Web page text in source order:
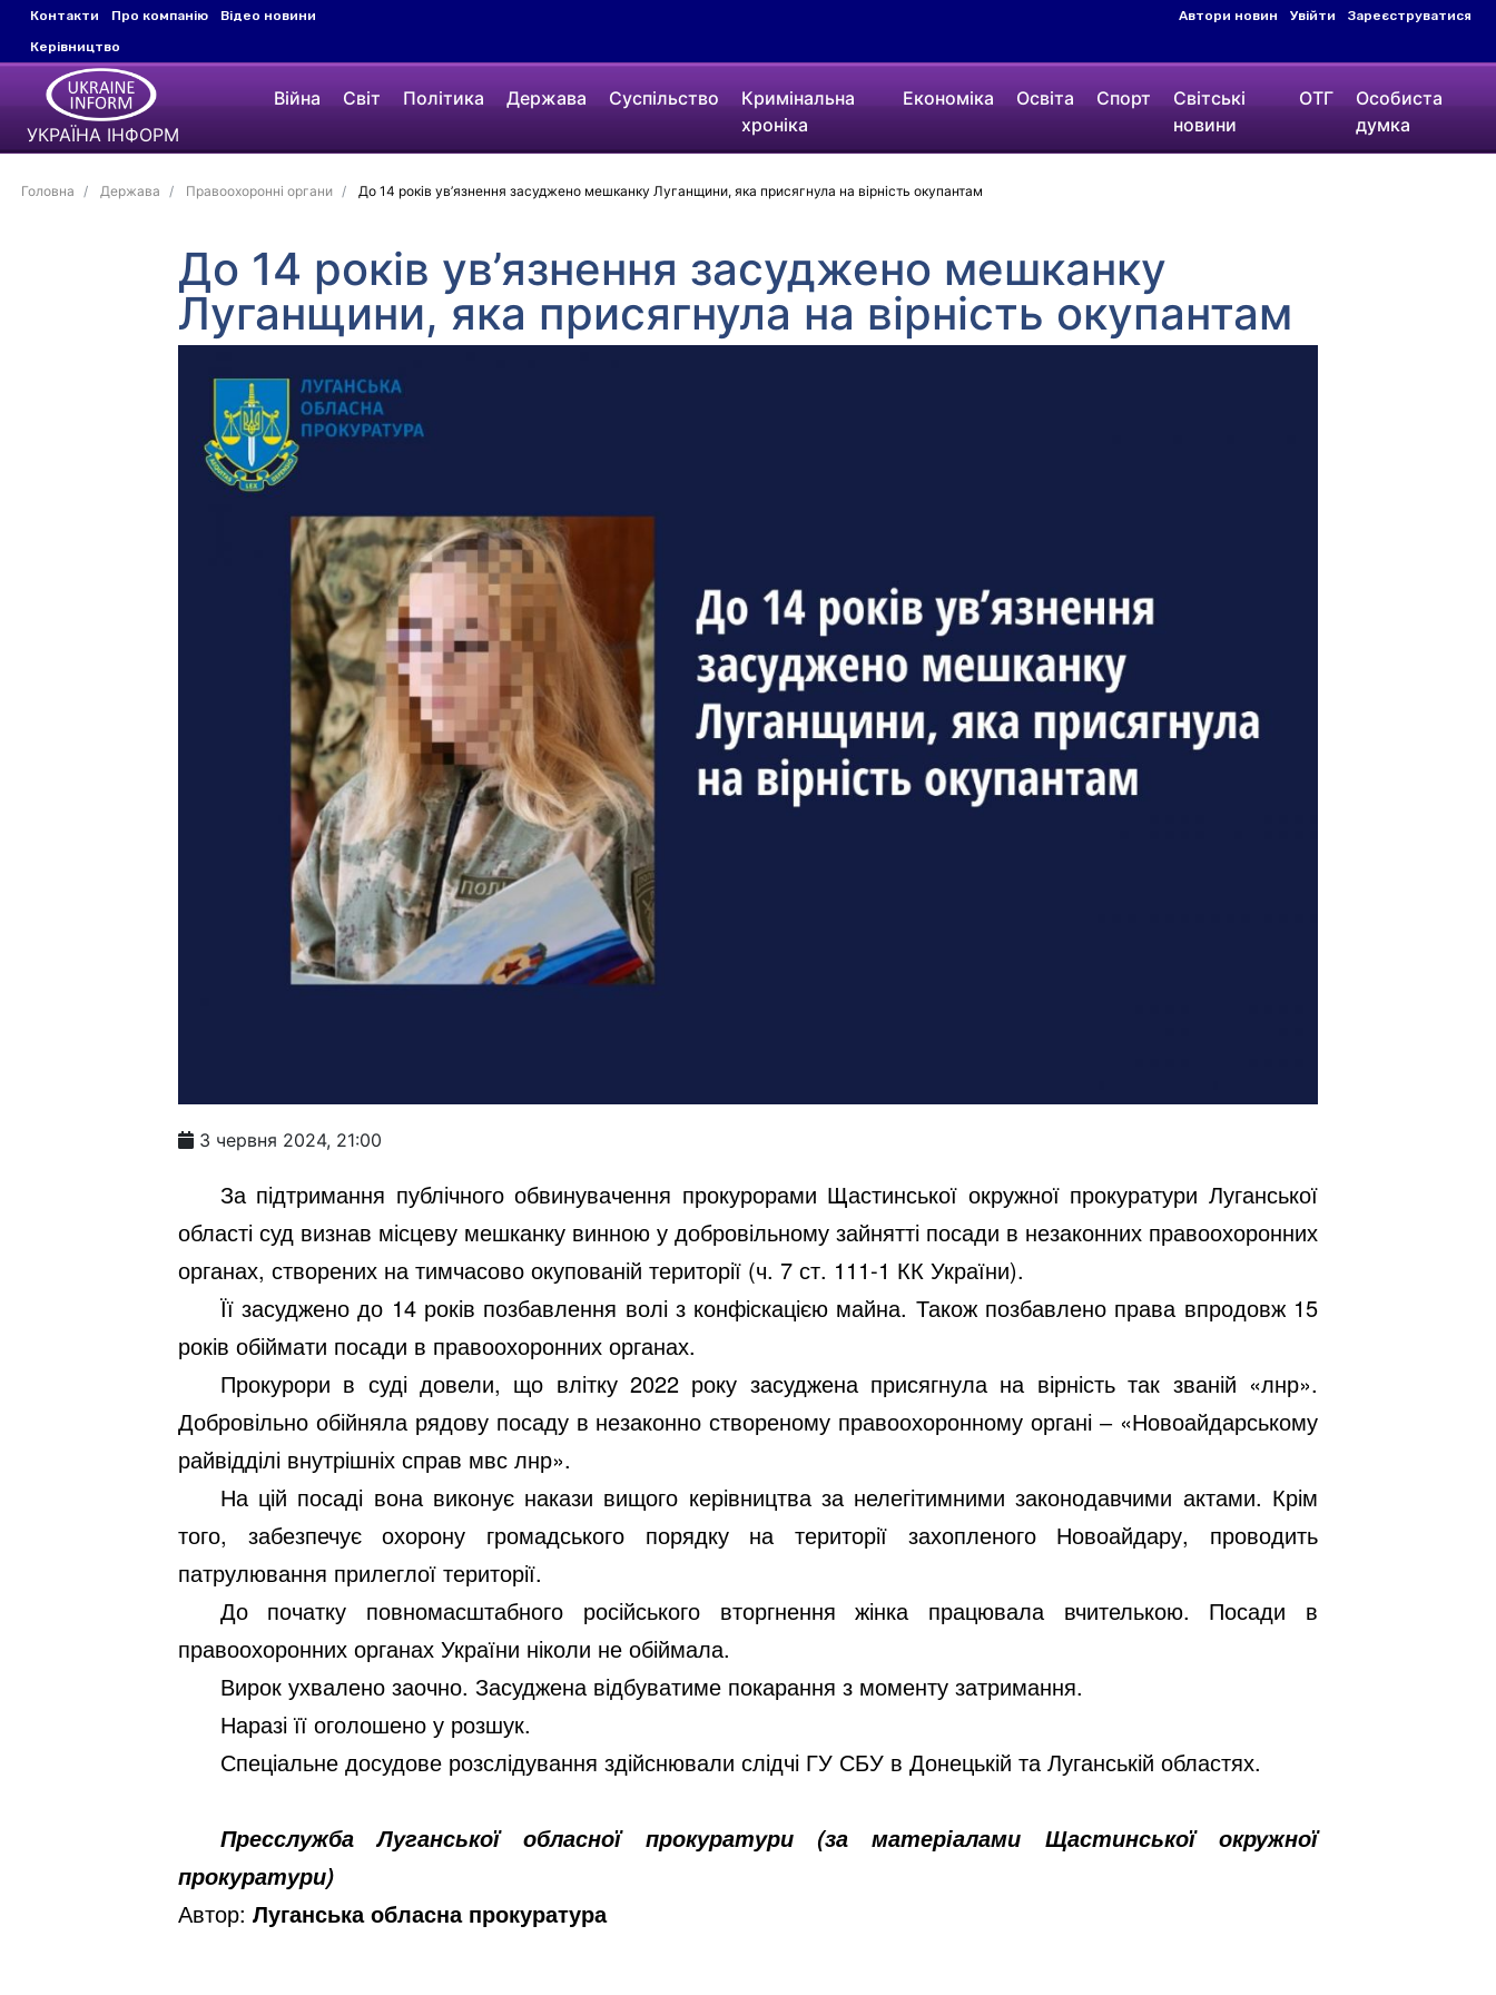
Контакти Про компанію
Відео новини
Керівництво
Автори новин Увійти Зареєструватися
УКРАЇНА ІНФОРМ
Війна Світ Політика Держава Суспільство
Кримінальна
хроніка
Економіка Освіта Спорт
Світські
новини
ОТГ
Особиста
думка
Головна Держава Правоохоронні органи До 14 років ув’язнення засуджено мешканку Луганщини, яка присягнула на вірність окупантам
До 14 років ув’язнення засуджено мешканку
Луганщини, яка присягнула на вірність окупантам
3 червня 2024, 21:00
За підтримання публічного обвинувачення прокурорами Щастинської окружної прокуратури Луганської
області суд визнав місцеву мешканку винною у добровільному зайнятті посади в незаконних правоохоронних
органах, створених на тимчасово окупованій території (ч. 7 ст. 111-1 КК України).
Її засуджено до 14 років позбавлення волі з конфіскацією майна. Також позбавлено права впродовж 15
років обіймати посади в правоохоронних органах.
Прокурори в суді довели, що влітку 2022 року засуджена присягнула на вірність так званій «лнр».
Добровільно обійняла рядову посаду в незаконно створеному правоохоронному органі ‒ «Новоайдарському
райвідділі внутрішніх справ мвс лнр».
На цій посаді вона виконує накази вищого керівництва за нелегітимними законодавчими актами. Крім
того, забезпечує охорону громадського порядку на території захопленого Новоайдару, проводить
патрулювання прилеглої території.
До початку повномасштабного російського вторгнення жінка працювала вчителькою. Посади в
правоохоронних органах України ніколи не обіймала.
Вирок ухвалено заочно. Засуджена відбуватиме покарання з моменту затримання.
Наразі її оголошено у розшук.
Спеціальне досудове розслідування здійснювали слідчі ГУ СБУ в Донецькій та Луганській областях.
Пресслужба Луганської обласної прокуратури (за матеріалами Щастинської окружної
прокуратури)
Автор: Луганська обласна прокуратура